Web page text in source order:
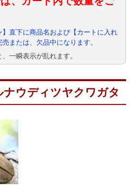
】直下に商品名および【カートに入れ
または、欠品中になります。
一瞬表示が乱れます。
ウディツヤクワガタ